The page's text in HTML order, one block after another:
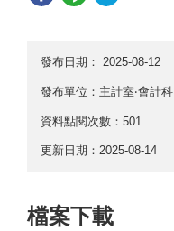
發布日期： 2025-08-12
發布單位：主計室‧會計科
資料點閱次數：501
更新日期：2025-08-14
檔案下載